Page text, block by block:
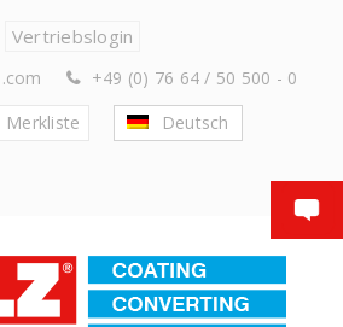
Vertriebslogin
+49 (0) 76 64 / 50 500 - 0
Merkliste Deutsch